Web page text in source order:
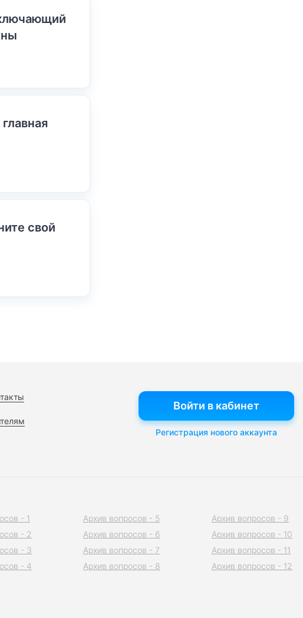
свой
Войти в кабинет
Регистрация нового аккаунта
- 1
- 2
- 3
- 4
Архив вопросов - 5
Архив вопросов - 6
Архив вопросов - 7
Архив вопросов - 8
Архив вопросов - 9
Архив вопросов - 10
Архив вопросов - 11
Архив вопросов - 12